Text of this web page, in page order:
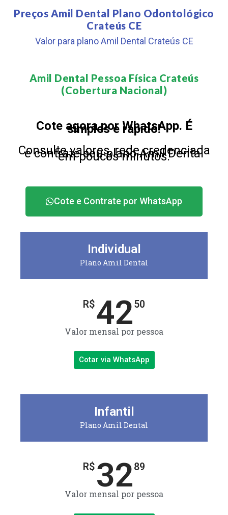
Preços Amil Dental Plano Odontológico
Crateús CE
Valor para plano Amil Dental Crateús CE
Amil Dental Pessoa Física Crateús
(Cobertura Nacional)​
Cote agora por WhatsApp. É
simples e rápido!
Consulte valores, rede credenciada
e contrate seu plano Amil Dental
em poucos minutos.
Cote e Contrate por WhatsApp
Individual
Plano Amil Dental
R$4250
Valor mensal por pessoa
Cotar via WhatsApp
Infantil
Plano Amil Dental
R$ 3289
Valor mensal por pessoa